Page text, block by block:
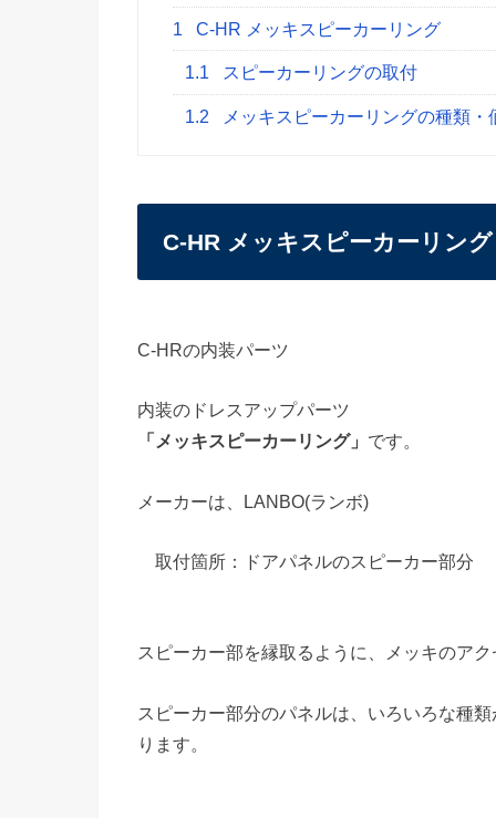
1 C-HR メッキスピーカーリング
1.1 スピーカーリングの取付
1.2 メッキスピーカーリングの種類・
C-HR メッキスピーカーリング
C-HRの内装パーツ
内装のドレスアップパーツ
「メッキスピーカーリング」 です。
メーカーは、LANBO(ランボ)
取付箇所：ドアパネルのスピーカー部分
スピーカー部を縁取るように、メッキのア
スピーカー部分のパネルは、いろいろな種
ります。